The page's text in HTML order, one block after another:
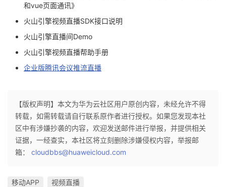
和vue页面通讯》
火山引擎视频直播SDK接口说明
火山引擎直播间Demo
火山引擎视频直播帮助手册
企业版腾讯会议推流直播
【版权声明】本文为华为云社区用户原创内容，未经允许不得
转载，如需转载请自行联系原作者进行授权。如果您发现本社
区中有涉嫌抄袭的内容，欢迎发送邮件进行举报，并提供相关
证据，一经查实，本社区将立刻删除涉嫌侵权内容，举报邮
箱： cloudbbs@huaweicloud.com
移动APP 视频直播